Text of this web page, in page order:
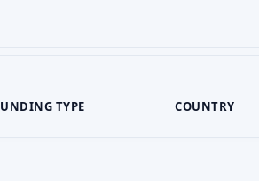
TYPE COUNTRY